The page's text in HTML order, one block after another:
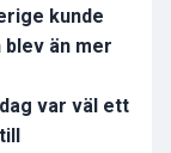
kunde
blev än mer
var väl ett